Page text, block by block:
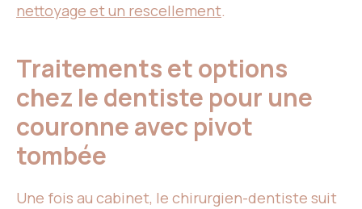
nettoyage et un rescellement.
Traitements et options
chez le dentiste pour une
couronne avec pivot
tombée
Une fois au cabinet, le chirurgien-dentiste suit